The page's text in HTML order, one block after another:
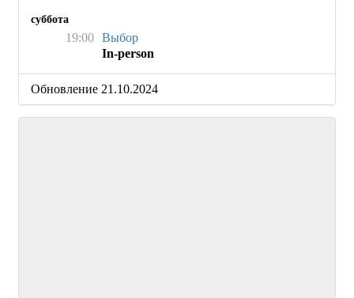
суббота
19:00 Выбор
In-person
Обновление 21.10.2024